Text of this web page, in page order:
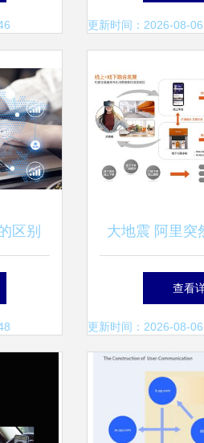
体验的
更新时间：2026-08-
区别
全面
大地震 阿里突
界，腾讯、
查看
更新时间：2026-08-